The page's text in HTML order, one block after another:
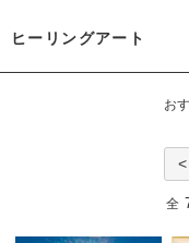
ヒーリングアート
お
全